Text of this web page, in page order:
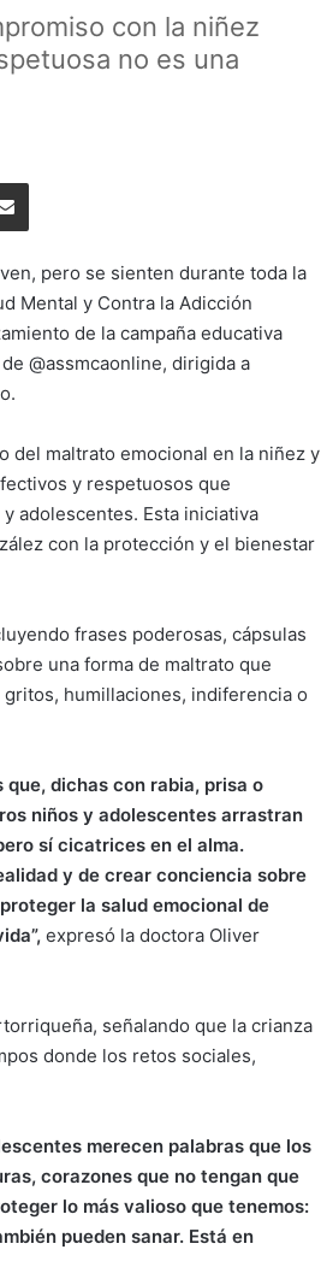
con la niñez
no es una
Share via Email
pero se sienten durante toda la
Mental y Contra la Adicción
de la campaña educativa
@assmcaonline, dirigida a
del maltrato emocional en la niñez y
y respetuosos que
adolescentes. Esta iniciativa
con la protección y el bienestar
frases poderosas, cápsulas
una forma de maltrato que
humillaciones, indiferencia o
que, dichas con rabia, prisa o
niños y adolescentes arrastran
sí cicatrices en el alma.
y de crear conciencia sobre
la salud emocional de
expresó la doctora Oliver
señalando que la crianza
donde los retos sociales,
merecen palabras que los
corazones que no tengan que
lo más valioso que tenemos:
pueden sanar. Está en